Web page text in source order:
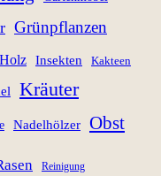
Grünpflanzen
Holz Insekten Kakteen
Kräuter
Nadelhölzer Obst
Reinigung